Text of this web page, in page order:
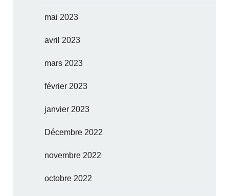
mai 2023
avril 2023
mars 2023
février 2023
janvier 2023
Décembre 2022
novembre 2022
octobre 2022